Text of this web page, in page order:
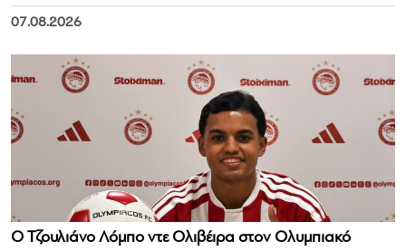
07.08.2026
Ο Τζουλιάνο Λόμπο ντε Ολιβέιρα στον Ολυμπιακό